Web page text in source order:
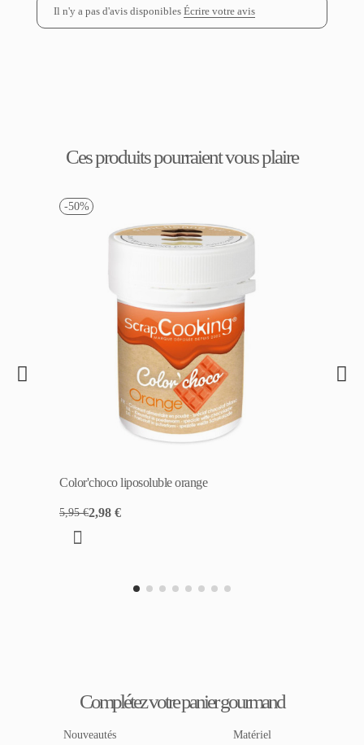
Il n'y a pas d'avis disponibles Écrire votre avis
Ces produits pourraient vous plaire
-50%
Color'choco liposoluble orange
5,95 €2,98 €
Complétez votre panier gourmand
Nouveautés Matériel